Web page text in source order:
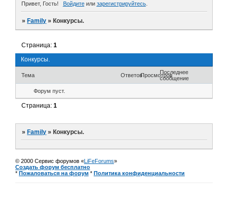
Привет, Гость! Войдитеили зарегистрируйтесь.
» Family » Конкурсы.
Конкурсы.
Страница:1
Тема ОтветовПросмотровПоследнее
сообщение
Форум пуст.
Страница:1
» Family » Конкурсы.
© 2000 Сервис форумов «LiFeForums»
Создать форум бесплатно
* Пожаловаться на форум * Политика конфиденциальности